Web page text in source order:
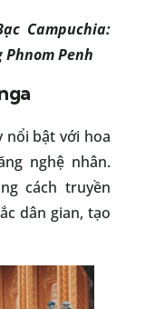
Campuchia:
Phnom Penh
nổi bật với hoa
nghệ nhân.
cách truyền
dân gian, tạo